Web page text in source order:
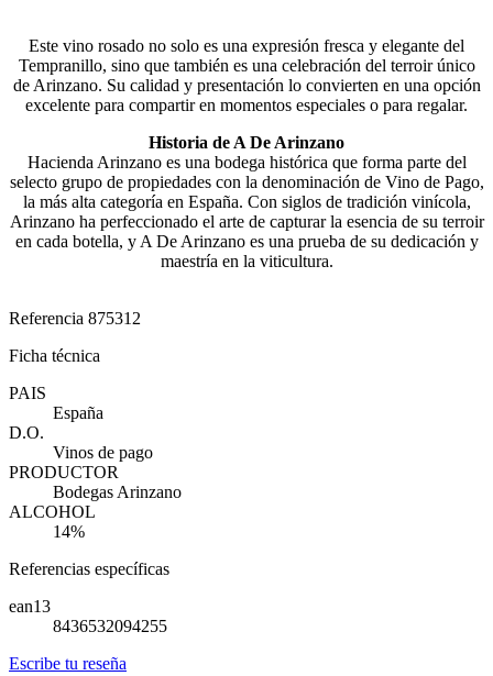
Este vino rosado no solo es una expresión fresca y elegante del
Tempranillo, sino que también es una celebración del terroir único
de Arinzano. Su calidad y presentación lo convierten en una opción
excelente para compartir en momentos especiales o para regalar.
Historia de A De Arinzano
Hacienda Arinzano es una bodega histórica que forma parte del
selecto grupo de propiedades con la denominación de Vino de Pago,
la más alta categoría en España. Con siglos de tradición vinícola,
Arinzano ha perfeccionado el arte de capturar la esencia de su terroir
en cada botella, y A De Arinzano es una prueba de su dedicación y
maestría en la viticultura.
Referencia 875312
Ficha técnica
PAIS
España
D.O.
Vinos de pago
PRODUCTOR
Bodegas Arinzano
ALCOHOL
14%
Referencias específicas
ean13
8436532094255
Escribe tu reseña